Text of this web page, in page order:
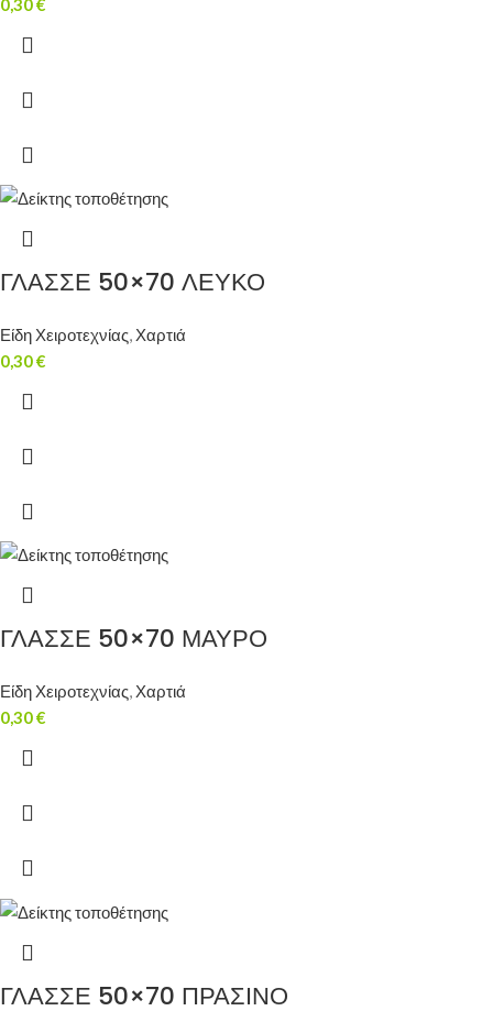
0,30€
ΓΛΑΣΣΕ 50×70 ΛΕΥΚΟ
Είδη Χειροτεχνίας, Χαρτιά
0,30€
ΓΛΑΣΣΕ 50×70 ΜΑΥΡΟ
Είδη Χειροτεχνίας, Χαρτιά
0,30€
ΓΛΑΣΣΕ 50×70 ΠΡΑΣΙΝΟ